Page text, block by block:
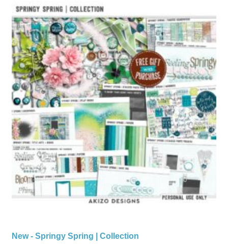
New - Springy Spring | Collection